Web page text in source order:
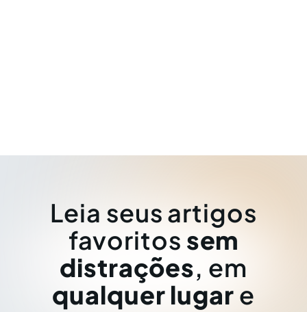
Leia seus artigos
favoritos sem
distrações, em
qualquer lugar e